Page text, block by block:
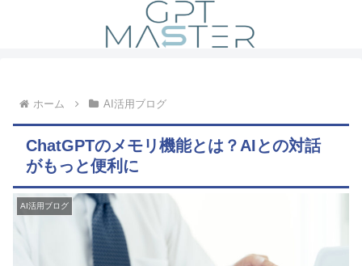
ホーム AI活用ブログ
ChatGPTのメモリ機能とは？AIとの対話
がもっと便利に
AI活用ブログ